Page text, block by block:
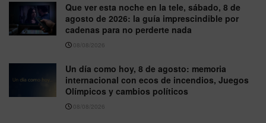
Que ver esta noche en la tele, sábado, 8 de
agosto de 2026: la guía imprescindible por
cadenas para no perderte nada
08/08/2026
Un día como hoy, 8 de agosto: memoria
internacional con ecos de incendios, Juegos
Olímpicos y cambios políticos
08/08/2026